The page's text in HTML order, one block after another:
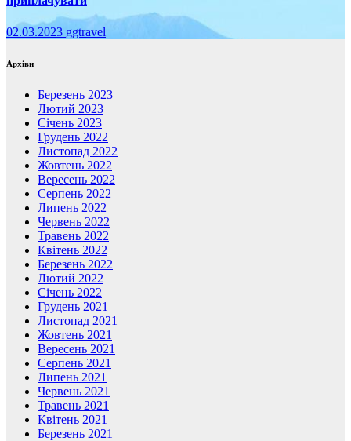
02.03.2023 ggtravel
Архіви
Березень 2023
Лютий 2023
Січень 2023
Грудень 2022
Листопад 2022
Жовтень 2022
Вересень 2022
Серпень 2022
Липень 2022
Червень 2022
Травень 2022
Квітень 2022
Березень 2022
Лютий 2022
Січень 2022
Грудень 2021
Листопад 2021
Жовтень 2021
Вересень 2021
Серпень 2021
Липень 2021
Червень 2021
Травень 2021
Квітень 2021
Березень 2021